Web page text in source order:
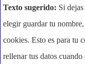
Texto sugerido: Si
elegir guardar tu
cookies. Esto es para tu
rellenar tus datos